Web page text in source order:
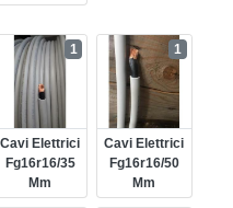
Cavi Elettrici
Fg16r16/35
Mm
1
Cavi Elettrici
Fg16r16/50
Mm
1